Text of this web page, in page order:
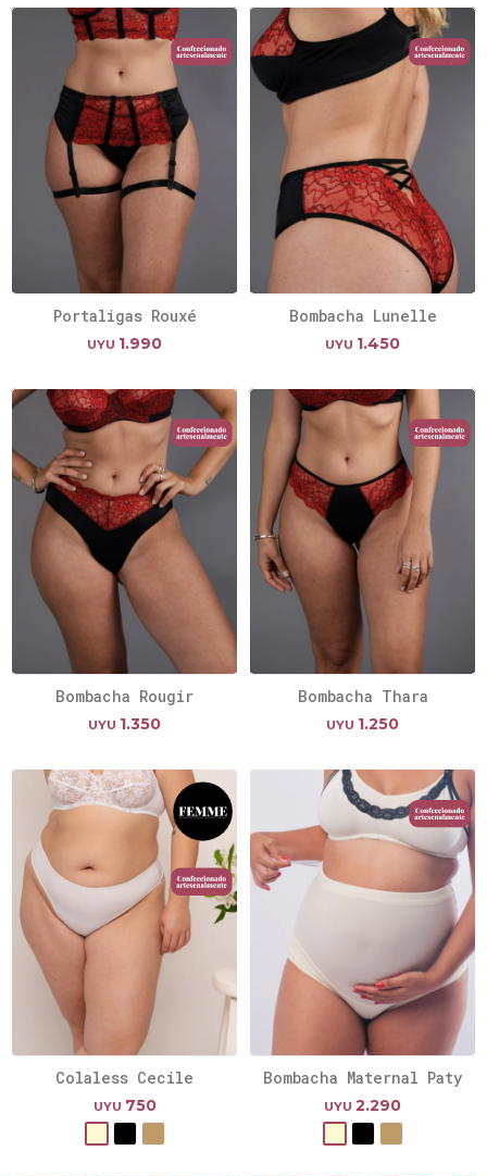
Portaligas Rouxé
UYU 1.990
Bombacha Lunelle
UYU 1.450
Bombacha Rougir
UYU 1.350
Bombacha Thara
UYU 1.250
Colaless Cecile
UYU 750
Bombacha Maternal Paty
UYU 2.290